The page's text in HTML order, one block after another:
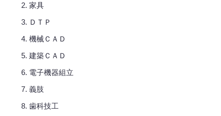
家具
ＤＴＰ
機械ＣＡＤ
建築ＣＡＤ
電子機器組立
義肢
歯科技工